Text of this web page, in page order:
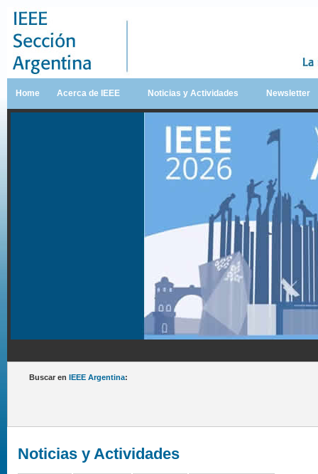
Home Acerca de IEEE Noticias y Actividades Newsletter
Buscar en IEEE Argentina:
Noticias y Actividades